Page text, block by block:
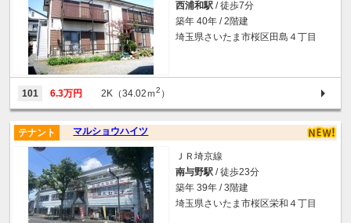
西浦和駅 / 徒歩7分
築年 40年 / 2階建
埼玉県さいたま市桜区田島４丁目
101 6.3万円 2K（34.02ｍ2 ）
マルショウハイツ
テナント
ＪＲ埼京線
南与野駅 / 徒歩23分
築年 39年 / 3階建
埼玉県さいたま市桜区栄和４丁目